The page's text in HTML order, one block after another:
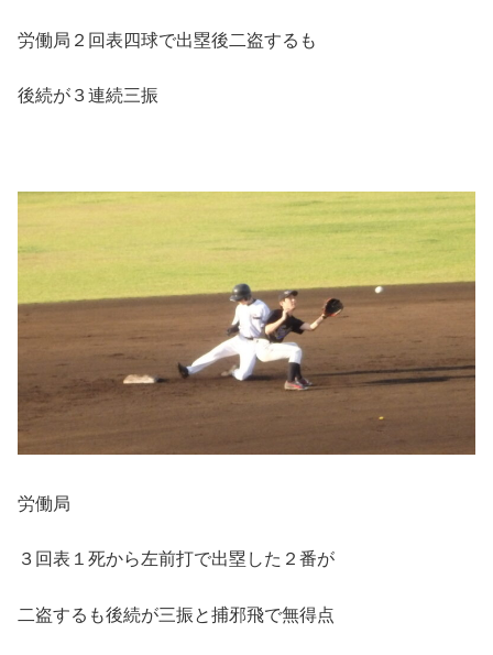
労働局２回表四球で出塁後二盗するも
後続が３連続三振
労働局
３回表１死から左前打で出塁した２番が
二盗するも後続が三振と捕邪飛で無得点